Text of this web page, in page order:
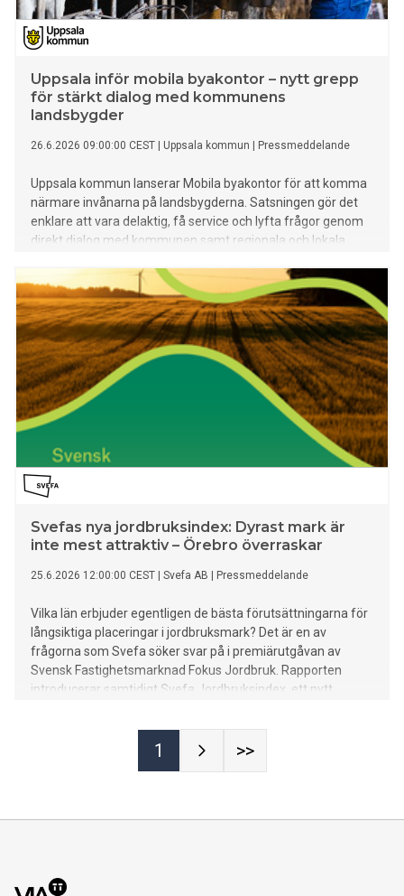
Uppsala inför mobila byakontor – nytt grepp
för stärkt dialog med kommunens
landsbygder
26.6.2026 09:00:00 CEST Uppsala kommun Pressmeddelande
Uppsala kommun lanserar Mobila byakontor för att komma
närmare invånarna på landsbygderna. Satsningen gör det
enklare att vara delaktig, få service och lyfta frågor genom
direkt dialog med kommunen samt regionala och lokala
Svefas nya jordbruksindex: Dyrast mark är
inte mest attraktiv – Örebro överraskar
25.6.2026 12:00:00 CEST Svefa AB Pressmeddelande
Vilka län erbjuder egentligen de bästa förutsättningarna för
långsiktiga placeringar i jordbruksmark? Det är en av
frågorna som Svefa söker svar på i premiärutgåvan av
Svensk Fastighetsmarknad Fokus Jordbruk. Rapporten
introducerar samtidigt Svefa Jordbruksindex, ett nytt
inte nödvändigtvis är de mest attraktiva investeringarna.
Bäst prisutveckling för åkermark hittar man i Örebro län där
1 >>